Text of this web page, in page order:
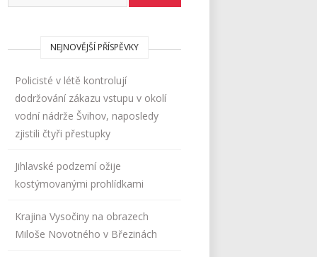
NEJNOVĚJŠÍ PŘÍSPĚVKY
Policisté v létě kontrolují
dodržování zákazu vstupu v okolí
vodní nádrže Švihov, naposledy
zjistili čtyři přestupky
Jihlavské podzemí ožije
kostýmovanými prohlídkami
Krajina Vysočiny na obrazech
Miloše Novotného v Březinách